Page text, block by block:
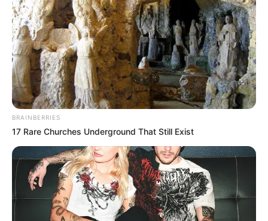
Οι ουκρανικές αντεπιθέσεις
και η ρωσική στρατηγική
ΛΙΓΑ ΛΟΓΙΑ ΓΙΑ ΜΕΝΑ
Email address:
BRAINBERRIES
17 Rare Churches Underground That Still Exist